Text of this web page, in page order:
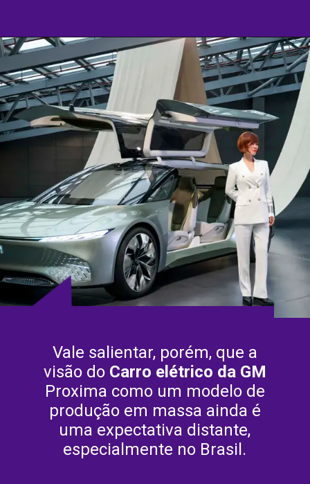
Vale salientar, porém, que a
visão do Carro elétrico da GM
Proxima como um modelo de
produção em massa ainda é
uma expectativa distante,
especialmente no Brasil.